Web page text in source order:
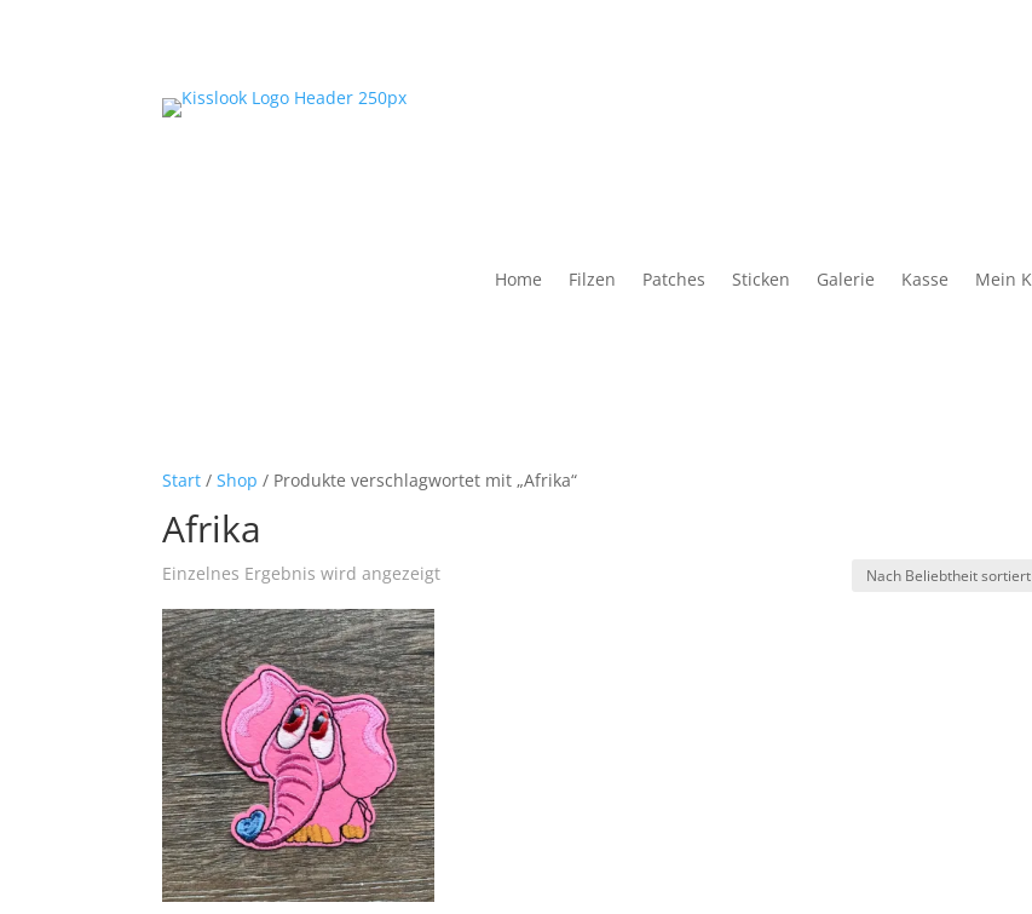
Home Filzen Patches Sticken Galerie Kasse Mein
Start /Shop / Produkte verschlagwortet mit „Afrika“
Afrika
Einzelnes Ergebnis wird angezeigt